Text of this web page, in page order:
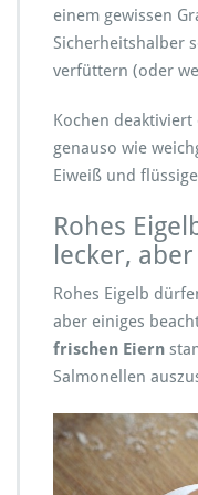
einem gewissen
Sicherheitshalber
verfüttern (oder
Kochen
genauso wie
Eiweiß und
Rohes
lecker,
Rohes Eigelb
aber einiges
frischen Eiern
Salmonellen